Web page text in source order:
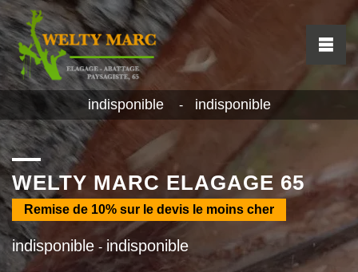
indisponible - indisponible
WELTY MARC ELAGAGE 65
Remise de 10% sur le devis le moins cher
indisponible - indisponible